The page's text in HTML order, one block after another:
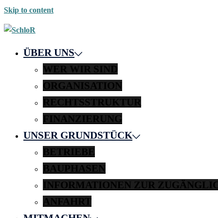
Skip to content
ÜBER UNS
WER WIR SIND
ORGANISATION
RECHTSSTRUKTUR
FINANZIERUNG
UNSER GRUNDSTÜCK
BETRIEBE
BAUPHASEN
INFORMATIONEN ZUR
ANFAHRT